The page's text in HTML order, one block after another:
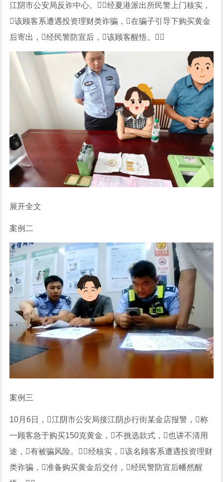
江阴市公安局反诈中心。经夏港派出所民警上门核实，
该顾客系遭遇投资理财类诈骗，在骗子引导下购买黄金
后寄出，经民警防宣后，该顾客醒悟。
展开全文
案例二
案例三
10月6日，江阴市公安局接江阴步行街某金店报警，称
一顾客急于购买150克黄金，不挑选款式，也讲不清用
途，有被骗风险。经核实，该名顾客系遭遇投资理财
类诈骗，准备购买黄金后交付，经民警防宣后幡然醒